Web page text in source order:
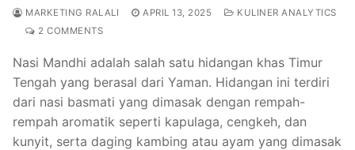
MARKETING RALALI APRIL 13, 2025
KULINER ANALYTICS
2 COMMENTS
Nasi Mandhi adalah salah satu hidangan khas Timur
Tengah yang berasal dari Yaman. Hidangan ini terdiri
dari nasi basmati yang dimasak dengan rempah-
rempah aromatik seperti kapulaga, cengkeh, dan
kunyit, serta daging kambing atau ayam yang dimasak